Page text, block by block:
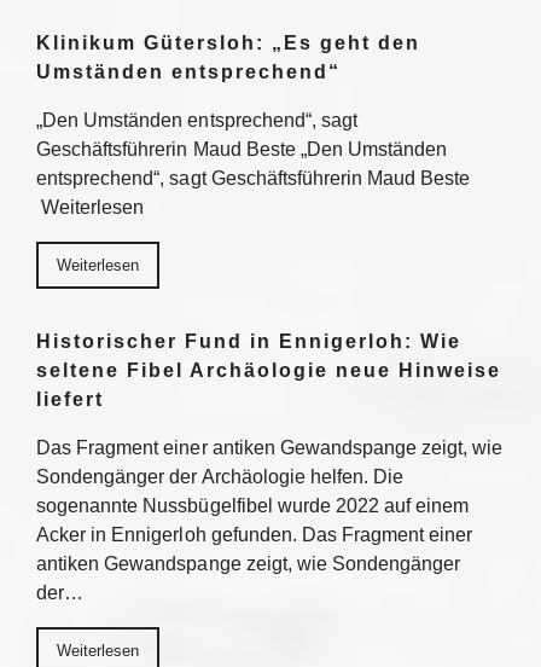
Klinikum Gütersloh: „Es geht den
Umständen entsprechend“
„Den Umständen entsprechend“, sagt
Geschäftsführerin Maud Beste „Den Umständen
entsprechend“, sagt Geschäftsführerin Maud Beste
Weiterlesen
Weiterlesen
Historischer Fund in Ennigerloh: Wie
seltene Fibel Archäologie neue Hinweise
liefert
Das Fragment einer antiken Gewandspange zeigt, wie
Sondengänger der Archäologie helfen. Die
sogenannte Nussbügelfibel wurde 2022 auf einem
Acker in Ennigerloh gefunden. Das Fragment einer
antiken Gewandspange zeigt, wie Sondengänger
der…
Weiterlesen